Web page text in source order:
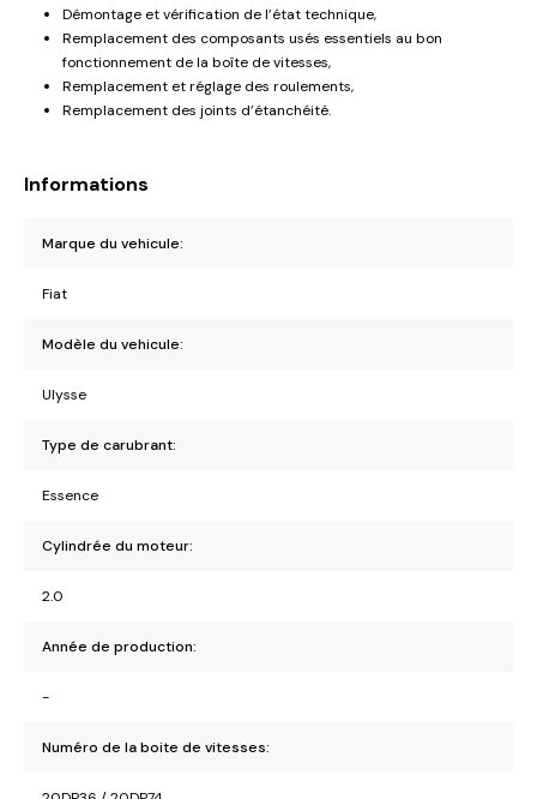
Démontage et vérification de l’état technique,
Remplacement des composants usés essentiels au bon
fonctionnement de la boîte de vitesses,
Remplacement et réglage des roulements,
Remplacement des joints d’étanchéité.
Informations
Marque du vehicule:
Fiat
Modèle du vehicule:
Ulysse
Type de carubrant:
Essence
Cylindrée du moteur:
2.0
Année de production:
-
Numéro de la boite de vitesses: